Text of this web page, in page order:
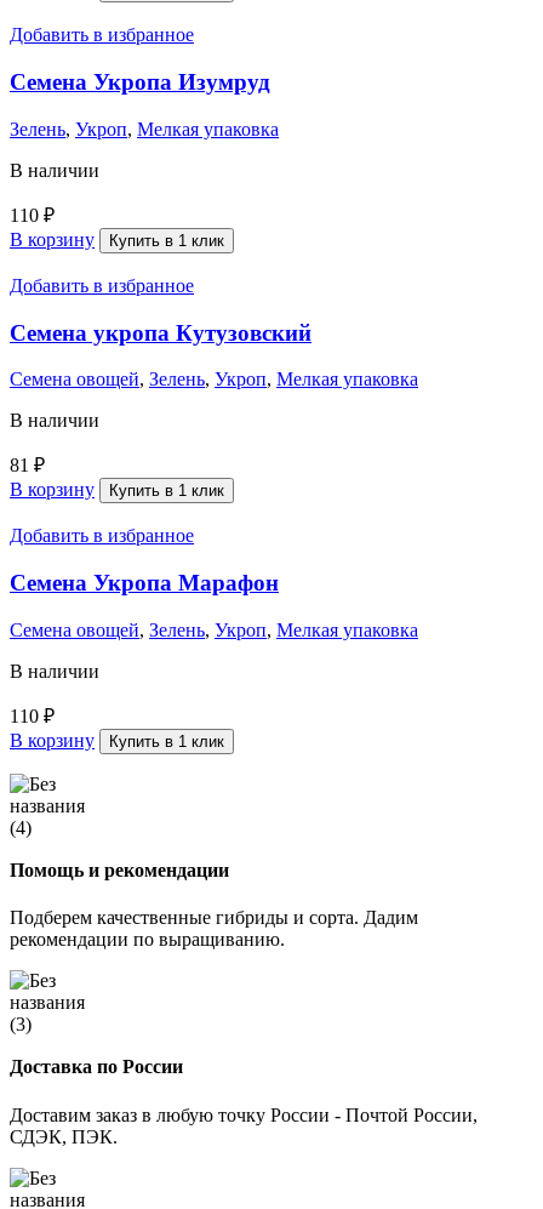
Добавить в избранное
Семена Укропа Изумруд
Зелень, Укроп, Мелкая упаковка
В наличии
110 ₽
В корзину
Купить в 1 клик
Добавить в избранное
Семена укропа Кутузовский
Семена овощей, Зелень, Укроп, Мелкая упаковка
В наличии
81 ₽
В корзину
Купить в 1 клик
Добавить в избранное
Семена Укропа Марафон
Семена овощей, Зелень, Укроп, Мелкая упаковка
В наличии
110 ₽
В корзину
Купить в 1 клик
Помощь и рекомендации
Подберем качественные гибриды и сорта. Дадим
рекомендации по выращиванию.
Доставка по России
Доставим заказ в любую точку России - Почтой России,
СДЭК, ПЭК.